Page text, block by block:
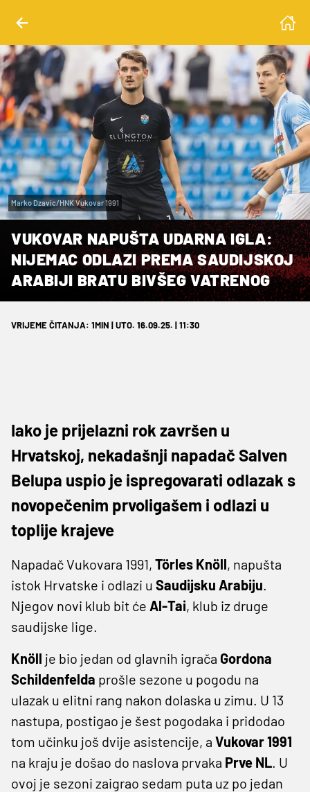
Marko Dzavic/HNK Vukovar 1991
VUKOVAR NAPUŠTA UDARNA IGLA:
NIJEMAC ODLAZI PREMA SAUDIJSKOJ
ARABIJI BRATU BIVŠEG VATRENOG
VRIJEME ČITANJA: 1MIN | UTO. 16.09.25. | 11:30
Iako je prijelazni rok završen u
Hrvatskoj, nekadašnji napadač Salven
Belupa uspio je ispregovarati odlazak s
novopečenim prvoligašem i odlazi u
toplije krajeve
Napadač Vukovara 1991, Törles Knöll, napušta
istok Hrvatske i odlazi u Saudijsku Arabiju.
Njegov novi klub bit će Al-Tai, klub iz druge
saudijske lige.
Knöll je bio jedan od glavnih igrača Gordona
Schildenfelda prošle sezone u pogodu na
ulazak u elitni rang nakon dolaska u zimu. U 13
nastupa, postigao je šest pogodaka i pridodao
tom učinku još dvije asistencije, a Vukovar 1991
na kraju je došao do naslova prvaka Prve NL. U
ovoj je sezoni zaigrao sedam puta uz po jedan